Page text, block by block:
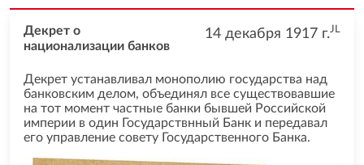
14 декабря 1917 г.JL
Декрет о
национализации банков
Декрет устанавливал монополию государства над
банковским делом, объединял все существовавшие
на тот момент частные банки бывшей Российской
империи в один Государствнный Банк и передавал
его управление совету Государственного Банка.